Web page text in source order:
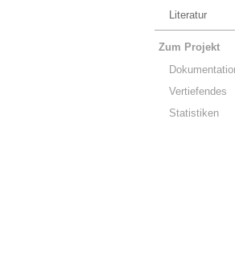
Literatur
Zum Projekt
Vertiefendes
Statistiken